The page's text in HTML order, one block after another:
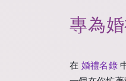
專為
在 婚禮名錄